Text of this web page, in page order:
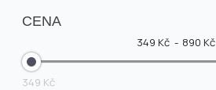
CENA
349 Kč 890 Kč
349 Kč